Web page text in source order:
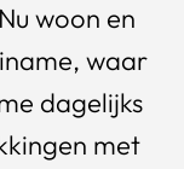
woon en
waar
dagelijks
met